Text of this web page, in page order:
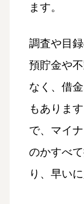
ます。
調査や目
預貯金や
なく、借
もあります
で、マイ
のかすべ
り、早い